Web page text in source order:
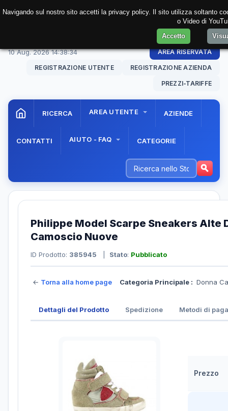
10 Aug. 202614:38:34 AREA RISERVATA
REGISTRAZIONE UTENTE REGISTRAZIONE AZIENDA
PREZZI-TARIFFE
RICERCA AREA UTENTE AZIENDE
CONTATTI AIUTO - FAQ CATEGORIE
Philippe Model Scarpe Sneakers Alte
Camoscio Nuove
ID Prodotto: 385945 Stato: Pubblicato
← Torna alla home page Categoria Principale : Donna
Dettagli del Prodotto Spedizione Metodi di
Prezzo
Navigando sul nostro sito accetti la privacy policy. Il sito utilizza soltanto
o Video di
Accetto